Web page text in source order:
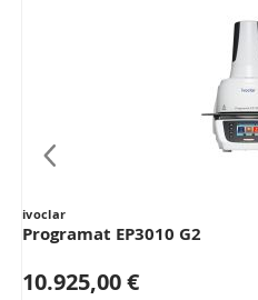
ivoclar
Programat EP3010 G2
10.925,00 €